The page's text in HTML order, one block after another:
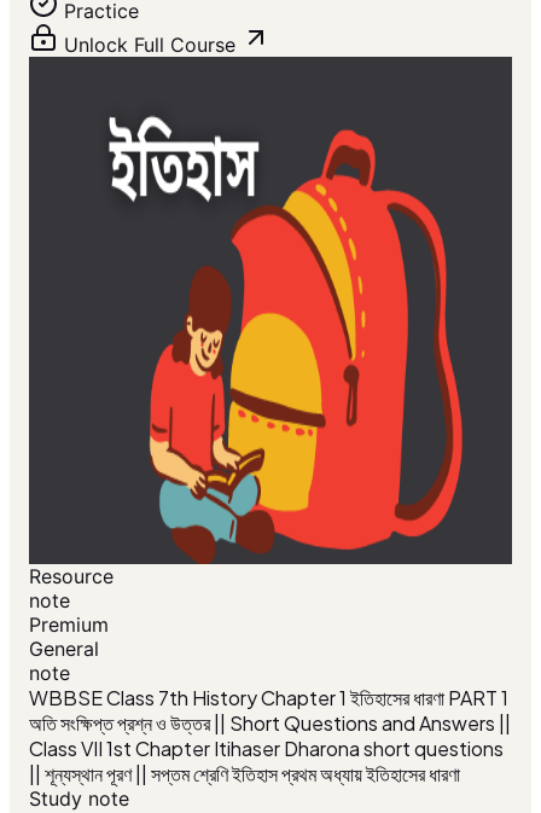
Practice
Unlock Full Course
Resource
note
Premium
General
note
WBBSE Class 7th History Chapter 1 ইতিহাসের ধারণা PART 1
অতি সংক্ষিপ্ত প্রশ্ন ও উত্তর || Short Questions and Answers ||
Class VII 1st Chapter Itihaser Dharona short questions
|| শূন্যস্থান পূরণ || সপ্তম শ্রেণি ইতিহাস প্রথম অধ্যায় ইতিহাসের ধারণা
Study note